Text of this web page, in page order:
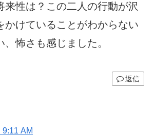
来性は？この二人の行動が沢
かけていることがわからない
怖さも感じました。
返信
AM